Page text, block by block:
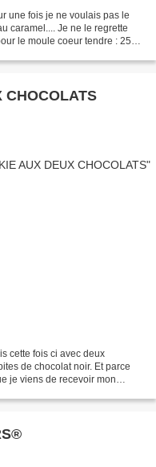
une fois je ne voulais pas le
caramel.... Je ne le regrette
le moule coeur tendre : 250
CHOCOLATS
cette fois ci avec deux
de chocolat noir. Et parce
je viens de recevoir mon